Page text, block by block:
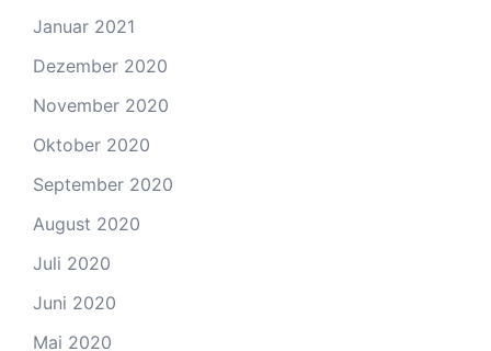
Januar 2021
Dezember 2020
November 2020
Oktober 2020
September 2020
August 2020
Juli 2020
Juni 2020
Mai 2020